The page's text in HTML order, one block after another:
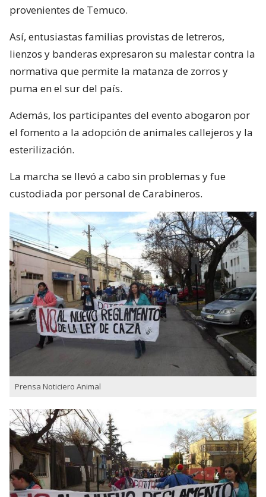
provenientes de Temuco.
Así, entusiastas familias provistas de letreros,
lienzos y banderas expresaron su malestar contra la
normativa que permite la matanza de zorros y
puma en el sur del país.
Además, los participantes del evento abogaron por
el fomento a la adopción de animales callejeros y la
esterilización.
La marcha se llevó a cabo sin problemas y fue
custodiada por personal de Carabineros.
Prensa Noticiero Animal